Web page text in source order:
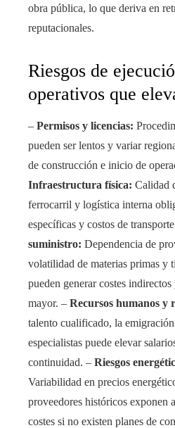
obra pública, lo que deriva en
reputacionales.
Riesgos de
operativos que
– Permisos y licencias:
pueden ser lentos y variar
de construcción e inicio de
Infraestructura física: Calidad
ferrocarril y logística interna
específicas y costos de
suministro: Dependencia de
volatilidad de materias primas y
pueden generar costes
mayor. – Recursos humanos y
talento cualificado, la
especialistas puede elevar
continuidad. – Riesgos
Variabilidad en precios
proveedores históricos exponen
costes si no existen planes de